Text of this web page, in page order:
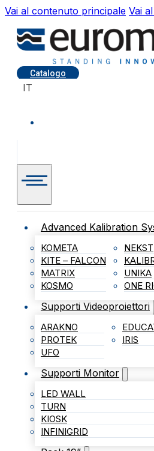
Vai al contenuto principale Vai
Catalogo
IT
Advanced Kalibration
KOMETA
KITE – FALCON
MATRIX
KOSMO
NEKST
UNIKA
ONE
Supporti Videoproiettori
ARAKNO
PROTEK
UFO
IRIS
Supporti Monitor
LED WALL
TURN
KIOSK
INFINIGRID